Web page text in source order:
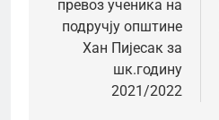
превоз ученика на
подручју општине
Хан Пијесак за
шк.годину
2021/2022